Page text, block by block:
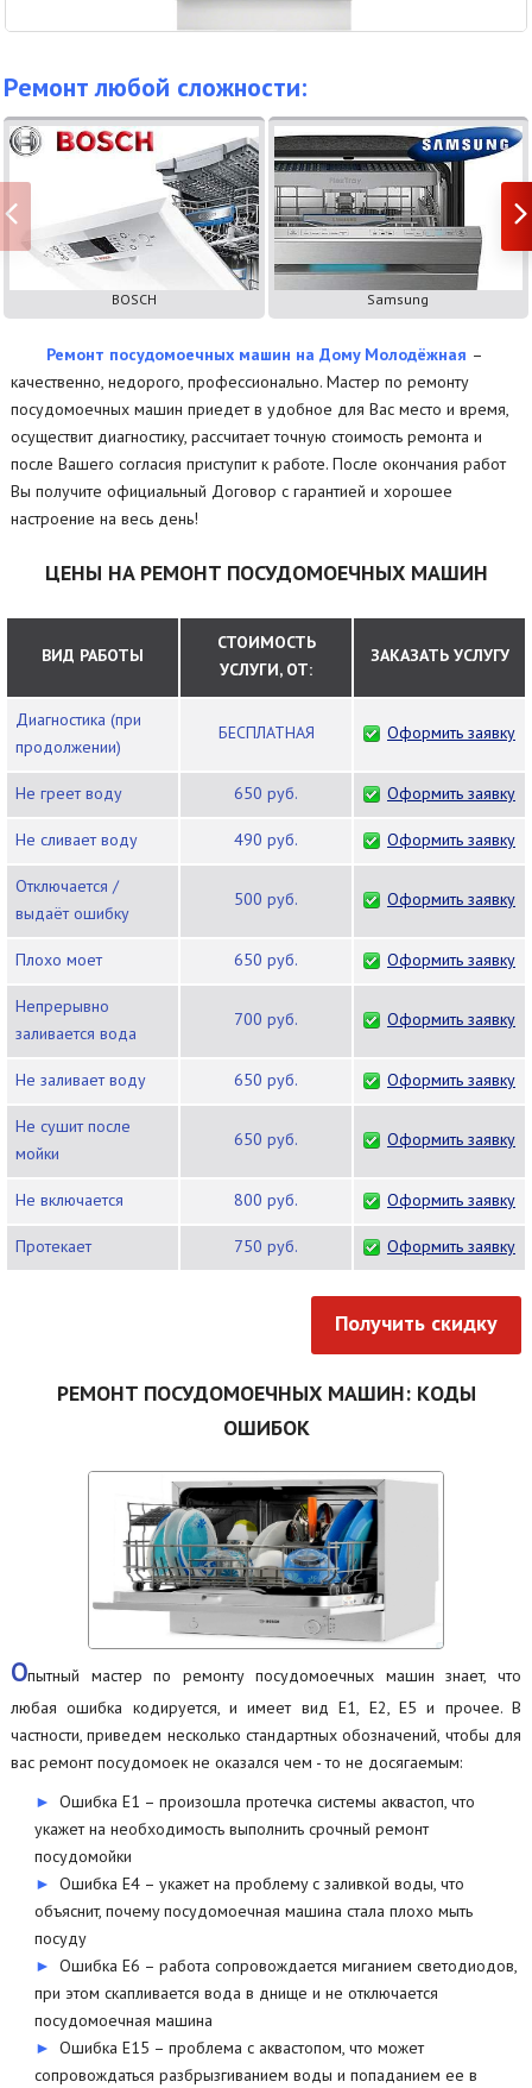
Ремонт любой сложности:
BOSCH Samsung
Ремонт посудомоечных машин на Дому Молодёжная –
качественно, недорого, профессионально. Мастер по ремонту
посудомоечных машин приедет в удобное для Вас место и время,
осуществит диагностику, рассчитает точную стоимость ремонта и
после Вашего согласия приступит к работе. После окончания работ
Вы получите официальный Договор с гарантией и хорошее
настроение на весь день!
ЦЕНЫ НА РЕМОНТ ПОСУДОМОЕЧНЫХ МАШИН
ВИД РАБОТЫ
СТОИМОСТЬ
УСЛУГИ, ОТ:
ЗАКАЗАТЬ УСЛУГУ
Диагностика (при
продолжении)
БЕСПЛАТНАЯ Оформить заявку
Не греет воду 650 руб. Оформить заявку
Не сливает воду 490 руб. Оформить заявку
Отключается /
выдаёт ошибку
500 руб. Оформить заявку
Плохо моет 650 руб. Оформить заявку
Непрерывно
заливается вода
700 руб. Оформить заявку
Не заливает воду 650 руб. Оформить заявку
Не сушит после
мойки
650 руб. Оформить заявку
Не включается 800 руб. Оформить заявку
Протекает 750 руб. Оформить заявку
Получить скидку
РЕМОНТ ПОСУДОМОЕЧНЫХ МАШИН: КОДЫ
ОШИБОК
Опытный мастер по ремонту посудомоечных машин знает, что
любая ошибка кодируется, и имеет вид Е1, Е2, Е5 и прочее. В
частности, приведем несколько стандартных обозначений, чтобы для
вас ремонт посудомоек не оказался чем - то не досягаемым:
Ошибка Е1 – произошла протечка системы аквастоп, что
укажет на необходимость выполнить срочный ремонт
посудомойки
Ошибка Е4 – укажет на проблему с заливкой воды, что
объяснит, почему посудомоечная машина стала плохо мыть
посуду
Ошибка Е6 – работа сопровождается миганием светодиодов,
при этом скапливается вода в днище и не отключается
посудомоечная машина
Ошибка Е15 – проблема с аквастопом, что может
сопровождаться разбрызгиванием воды и попаданием ее в